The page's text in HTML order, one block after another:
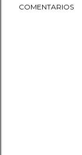
COMENTARIOS